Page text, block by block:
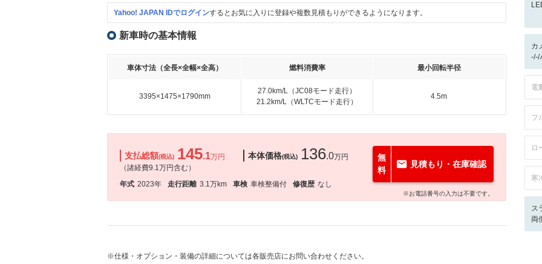
Yahoo! JAPAN IDでログインするとお気に入りに登録や複数見積もりができるようになります。
新車時の基本情報
車体寸法（全長×全幅×全高） 燃料消費率 最小回転半径
3395×1475×1790mm
27.0km/L（JC08モード走行）
21.2km/L（WLTCモード走行）
4.5m
支払総額(税込) 145.1万円
（諸経費9.1万円含む）
本体価格(税込) 136.0万円
年式 2023年 走行距離 3.1万km 車検 車検整備付 修復歴 なし
無
料
見積もり・在庫確認
※お電話番号の入力は不要です。
※仕様・オプション・装備の詳細については各販売店にお問い合わせください。
カ
-/-/
電
フ
ロ
寒
ス
両